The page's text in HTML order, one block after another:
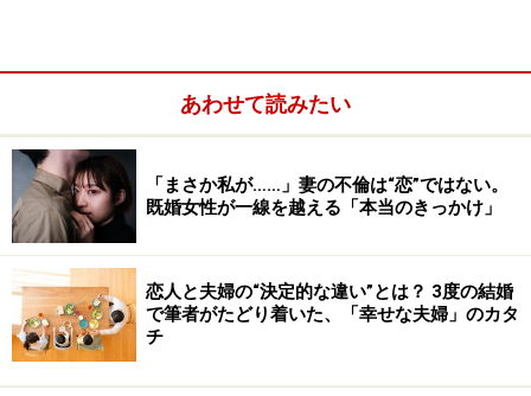
■すでに浮気されたことがあるから
これは、前回の浮気を許し交際を続けているパターン。
しかし、これを（次の）浮気理由に挙げるとしたら、ま
だあなたは心から（前の浮気を）許していないのでは？
浮気を心配するという感情は、裏返せば、パートナーを
疑っている証拠でもあります。だとしても、そのパート
ナーを選んだのはあなた自身。
あわせて読みたい
「まさか私が……」妻の不倫は“恋”ではない。
既婚女性が一線を越える「本当のきっかけ」
恋人と夫婦の“決定的な違い”とは？ 3度の結婚
で筆者がたどり着いた、「幸せな夫婦」のカタ
チ